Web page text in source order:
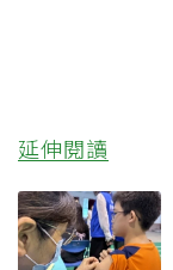
延伸閱讀